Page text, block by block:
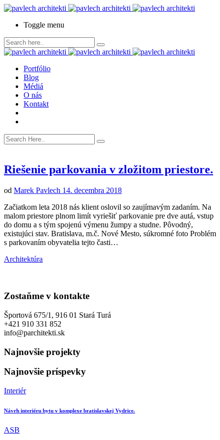
Toggle menu
Portfólio
Blog
Médiá
O nás
Kontakt
Riešenie parkovania v zložitom priestore.
od Marek Pavlech 14. decembra 2018
Začiatkom leta 2018 nás klient oslovil so zaujímavým zadaním. Na
malom priestore plnom limít vyriešiť parkovanie pre dve autá, vstup
do domu a s tým spojenú výmenu žumpy a studne. Pôvodný,
existujúci stav. Bratislava, m.č. Nové Mesto, súkromné foto Problém
s parkovaním obyvatelia tejto časti…
Architektúra
Zostaňme v kontakte
Športová 675/1, 916 01 Stará Turá
+421 910 331 852
info@parchitekti.sk
Najnovšie projekty
Najnovšie príspevky
Interiér
Návrh interiéru bytu v komplexe bratislavskej Vydrice.
ASB